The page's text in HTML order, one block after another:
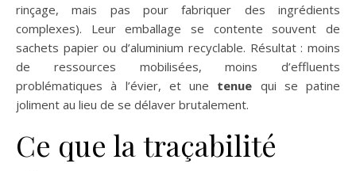
rinçage, mais pas pour fabriquer des ingrédients
complexes). Leur emballage se contente souvent de
sachets papier ou d’aluminium recyclable. Résultat : moins
de ressources mobilisées, moins d’effluents
problématiques à l’évier, et une tenue qui se patine
joliment au lieu de se délaver brutalement.
Ce que la traçabilité